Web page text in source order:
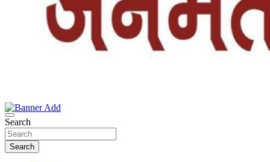
Search
Search